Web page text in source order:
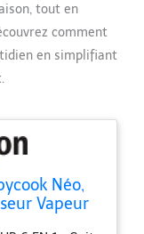
tout en
comment
en simplifiant
Néo,
Vapeur